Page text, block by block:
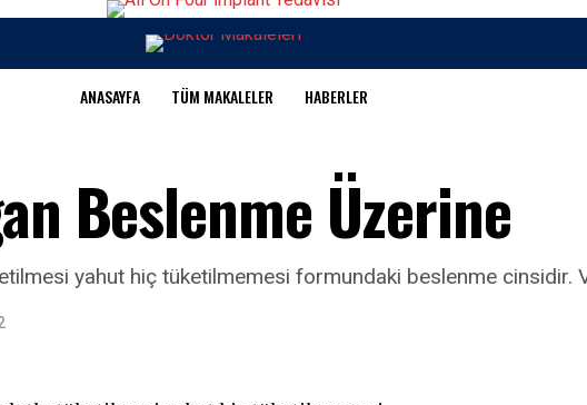
ANASAYFA TÜM MAKALELER HABERLER
Beslenme Üzerine
yahut hiç tüketilmemesi formundaki beslenme cinsidir.